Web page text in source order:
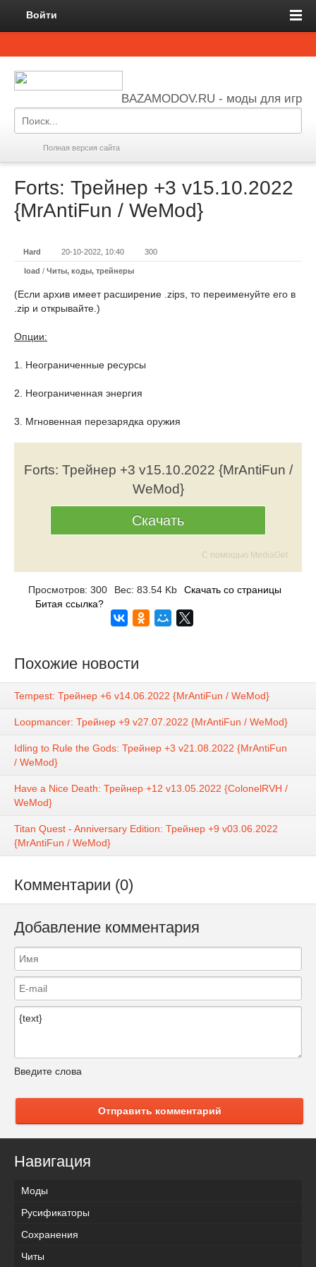
Войти
BAZAMODOV.RU - моды для игр
Полная версия сайта
Forts: Трейнер +3 v15.10.2022
{MrAntiFun / WeMod}
Hard 20-10-2022, 10:40 300
load / Читы, коды, трейнеры
(Если архив имеет расширение .zips, то переименуйте его в
.zip и открывайте.)
Опции:
1. Неограниченные ресурсы
2. Неограниченная энергия
3. Мгновенная перезарядка оружия
Forts: Трейнер +3 v15.10.2022 {MrAntiFun /
WeMod}
Скачать
С помощью MediaGet
Просмотров: 300 Вес: 83.54 Kb
Скачать со страницы
Битая ссылка?
Похожие новости
Tempest: Трейнер +6 v14.06.2022 {MrAntiFun / WeMod}
Loopmancer: Трейнер +9 v27.07.2022 {MrAntiFun / WeMod}
Idling to Rule the Gods: Трейнер +3 v21.08.2022 {MrAntiFun
/ WeMod}
Have a Nice Death: Трейнер +12 v13.05.2022 {ColonelRVH /
WeMod}
Titan Quest - Anniversary Edition: Трейнер +9 v03.06.2022
{MrAntiFun / WeMod}
Комментарии (0)
Добавление комментария
Введите слова
Отправить комментарий
Навигация
Моды
Русификаторы
Сохранения
Читы